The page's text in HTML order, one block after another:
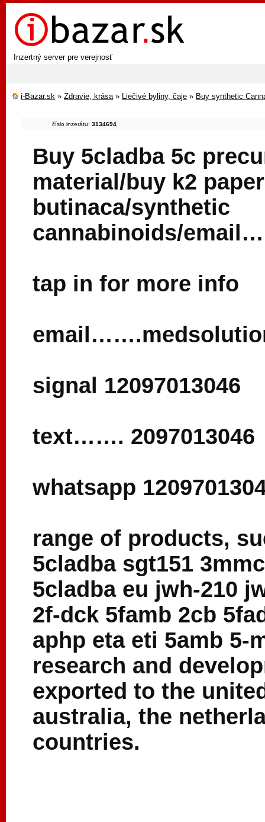
Inzertný server pre verejnosť
i-Bazar.sk » Zdravie, krása» Liečivé byliny, čaje » Buy synthetic
číslo inzerátu: 3134694
Buy 5cladba 5c
material/buy k2
butinaca/synthetic
cannabinoids/
tap in for more info
signal 12097013046
text……. 2097013046
whatsapp
range of products,
5cladba sgt151
5cladba eu jwh-210
2f-dck 5famb 2cb
aphp eta eti 5amb 5-
research and
exported to the
australia, the
countries.